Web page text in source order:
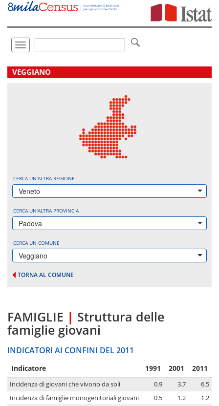
Vai
direttamente
Toggle
navigation
.
VEGGIANO
CERCA UN'ALTRA REGIONE
Veneto
CERCA UN'ALTRA PROVINCIA
Padova
CERCA UN COMUNE
Veggiano
TORNA AL COMUNE
FAMIGLIE | Struttura delle
famiglie giovani
INDICATORI AI CONFINI DEL 2011
Indicatore 1991 2001 2011
Incidenza di giovani che vivono da soli 0.9 3.7
6.5
Incidenza di famiglie monogenitoriali giovani
0.5 1.2
1.2